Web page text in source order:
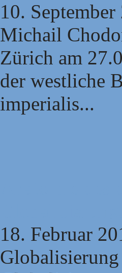
10.
Michail
Zürich am
der westliche
imperialis...
18. Februar